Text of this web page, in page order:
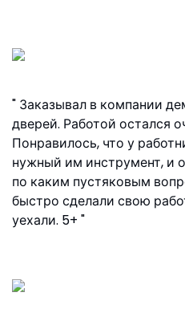
Заказывал в компании
дверей. Работой остался
Понравилось, что у
нужный им инструмент, и
по каким пустяковым
быстро сделали свою
уехали. 5+